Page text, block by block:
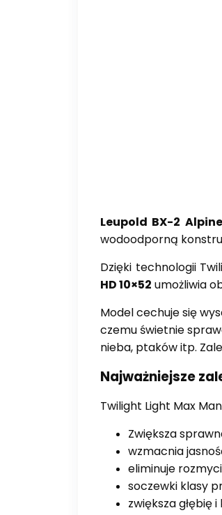
Leupold BX-2
wodoodporną
Dzięki technologii
HD 10×52 umożliwia
Model cechuje się
czemu świetnie
nieba, ptaków itp.
Najważniejsze
Twilight Light Max
Zwiększa
wzmacnia
eliminuje
soczewki klasy
zwiększa głębię